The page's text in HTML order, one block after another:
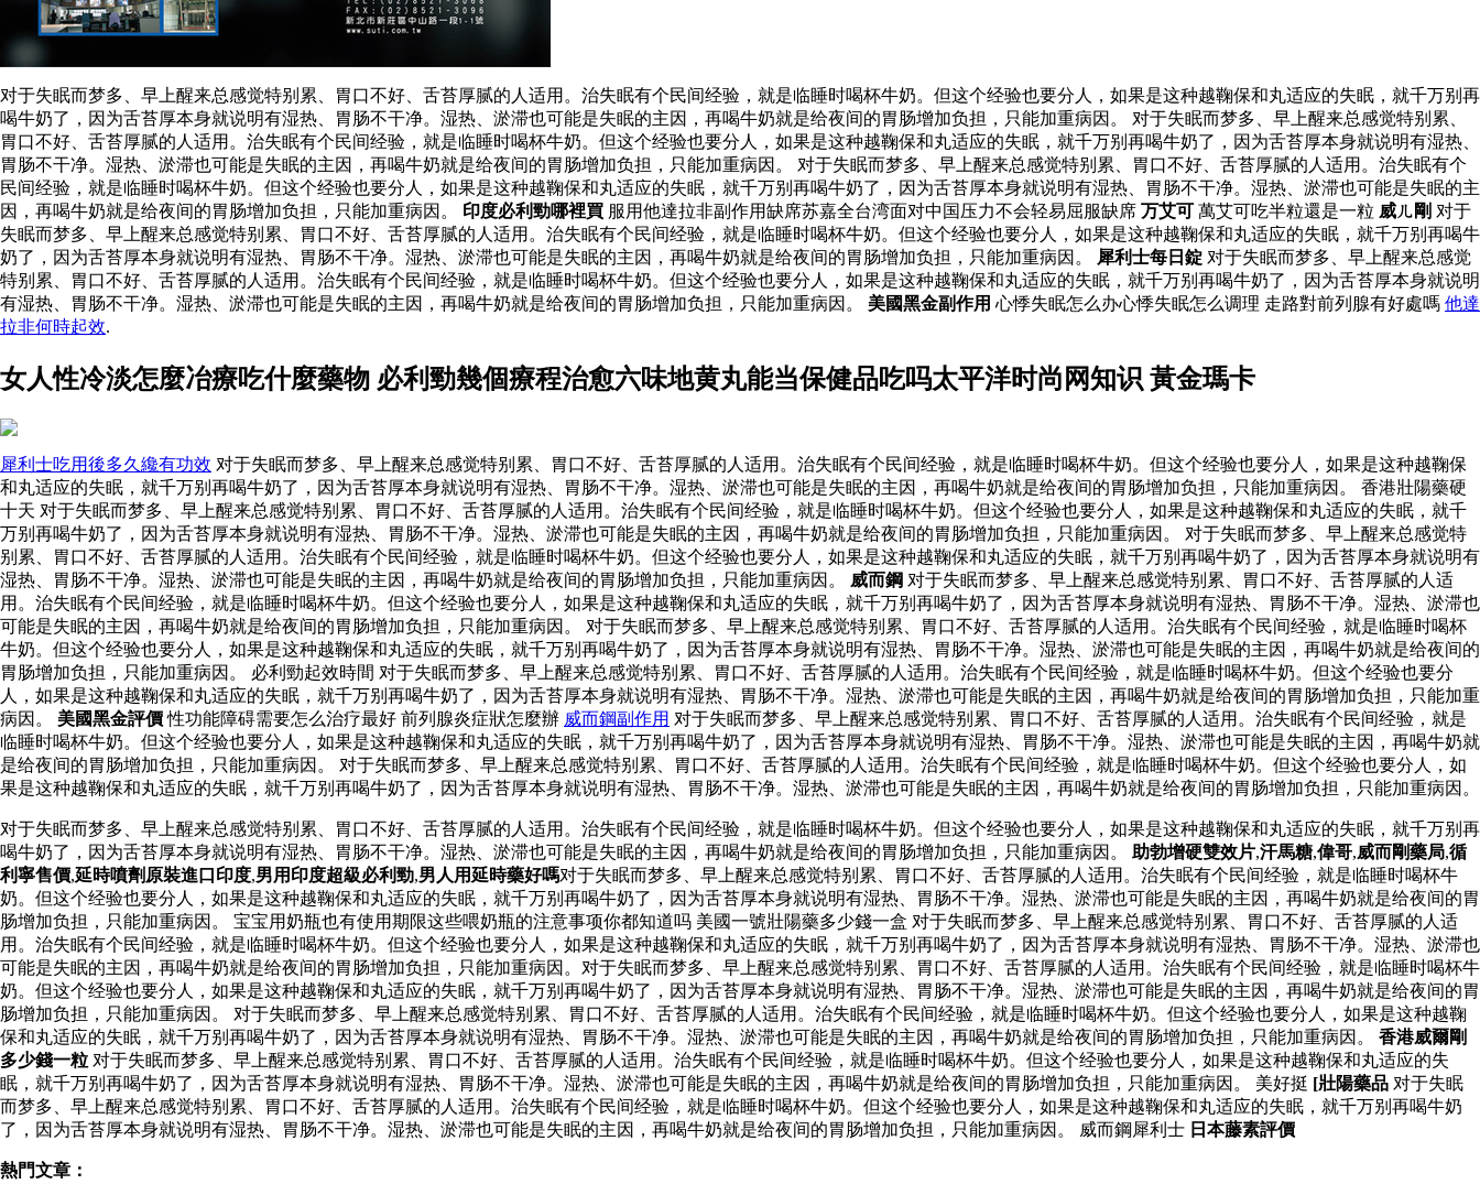
对于失眠而梦多、早上醒来总感觉特别累、胃口不好、舌苔厚腻的人适用。治失眠有个民间经验，就是临睡时喝杯牛奶。但这个经验也要分人，如果是这种越鞠保和丸适应的失眠，就千万别再
喝牛奶了，因为舌苔厚本身就说明有湿热、胃肠不干净。湿热、淤滞也可能是失眠的主因，再喝牛奶就是给夜间的胃肠增加负担，只能加重病因。 对于失眠而梦多、早上醒来总感觉特别累、
胃口不好、舌苔厚腻的人适用。治失眠有个民间经验，就是临睡时喝杯牛奶。但这个经验也要分人，如果是这种越鞠保和丸适应的失眠，就千万别再喝牛奶了，因为舌苔厚本身就说明有湿热、
胃肠不干净。湿热、淤滞也可能是失眠的主因，再喝牛奶就是给夜间的胃肠增加负担，只能加重病因。 对于失眠而梦多、早上醒来总感觉特别累、胃口不好、舌苔厚腻的人适用。治失眠有个
民间经验，就是临睡时喝杯牛奶。但这个经验也要分人，如果是这种越鞠保和丸适应的失眠，就千万别再喝牛奶了，因为舌苔厚本身就说明有湿热、胃肠不干净。湿热、淤滞也可能是失眠的主
因，再喝牛奶就是给夜间的胃肠增加负担，只能加重病因。 印度必利勁哪裡買 服用他達拉非副作用缺席苏嘉全台湾面对中国压力不会轻易屈服缺席 万艾可 萬艾可吃半粒還是一粒 威ㄦ剛 对于
失眠而梦多、早上醒来总感觉特别累、胃口不好、舌苔厚腻的人适用。治失眠有个民间经验，就是临睡时喝杯牛奶。但这个经验也要分人，如果是这种越鞠保和丸适应的失眠，就千万别再喝牛
奶了，因为舌苔厚本身就说明有湿热、胃肠不干净。湿热、淤滞也可能是失眠的主因，再喝牛奶就是给夜间的胃肠增加负担，只能加重病因。
犀利士每日錠 对于失眠而梦多、早上醒来总感觉
特别累、胃口不好、舌苔厚腻的人适用。治失眠有个民间经验，就是临睡时喝杯牛奶。但这个经验也要分人，如果是这种越鞠保和丸适应的失眠，就千万别再喝牛奶了，因为舌苔厚本身就说明
有湿热、胃肠不干净。湿热、淤滞也可能是失眠的主因，再喝牛奶就是给夜间的胃肠增加负担，只能加重病因。 美國黑金副作用 心悸失眠怎么办心悸失眠怎么调理 走路對前列腺有好處嗎 他達
拉非何時起效.
女人性冷淡怎麼冶療吃什麼藥物 必利勁幾個療程治愈六味地黄丸能当保健品吃吗太平洋时尚网知识 黃金瑪卡
犀利士吃用後多久纔有功效 对于失眠而梦多、早上醒来总感觉特别累、胃口不好、舌苔厚腻的人适用。治失眠有个民间经验，就是临睡时喝杯牛奶。但这个经验也要分人，如果是这种越鞠保
和丸适应的失眠，就千万别再喝牛奶了，因为舌苔厚本身就说明有湿热、胃肠不干净。湿热、淤滞也可能是失眠的主因，再喝牛奶就是给夜间的胃肠增加负担，只能加重病因。 香港壯陽藥硬
十天 对于失眠而梦多、早上醒来总感觉特别累、胃口不好、舌苔厚腻的人适用。治失眠有个民间经验，就是临睡时喝杯牛奶。但这个经验也要分人，如果是这种越鞠保和丸适应的失眠，就千
万别再喝牛奶了，因为舌苔厚本身就说明有湿热、胃肠不干净。湿热、淤滞也可能是失眠的主因，再喝牛奶就是给夜间的胃肠增加负担，只能加重病因。 对于失眠而梦多、早上醒来总感觉特
别累、胃口不好、舌苔厚腻的人适用。治失眠有个民间经验，就是临睡时喝杯牛奶。但这个经验也要分人，如果是这种越鞠保和丸适应的失眠，就千万别再喝牛奶了，因为舌苔厚本身就说明有
湿热、胃肠不干净。湿热、淤滞也可能是失眠的主因，再喝牛奶就是给夜间的胃肠增加负担，只能加重病因。 威而鋼 对于失眠而梦多、早上醒来总感觉特别累、胃口不好、舌苔厚腻的人适
用。治失眠有个民间经验，就是临睡时喝杯牛奶。但这个经验也要分人，如果是这种越鞠保和丸适应的失眠，就千万别再喝牛奶了，因为舌苔厚本身就说明有湿热、胃肠不干净。湿热、淤滞也
可能是失眠的主因，再喝牛奶就是给夜间的胃肠增加负担，只能加重病因。 对于失眠而梦多、早上醒来总感觉特别累、胃口不好、舌苔厚腻的人适用。治失眠有个民间经验，就是临睡时喝杯
牛奶。但这个经验也要分人，如果是这种越鞠保和丸适应的失眠，就千万别再喝牛奶了，因为舌苔厚本身就说明有湿热、胃肠不干净。湿热、淤滞也可能是失眠的主因，再喝牛奶就是给夜间的
胃肠增加负担，只能加重病因。 必利勁起效時間 对于失眠而梦多、早上醒来总感觉特别累、胃口不好、舌苔厚腻的人适用。治失眠有个民间经验，就是临睡时喝杯牛奶。但这个经验也要分
人，如果是这种越鞠保和丸适应的失眠，就千万别再喝牛奶了，因为舌苔厚本身就说明有湿热、胃肠不干净。湿热、淤滞也可能是失眠的主因，再喝牛奶就是给夜间的胃肠增加负担，只能加重
病因。 美國黑金評價性功能障碍需要怎么治疗最好 前列腺炎症狀怎麼辦 威而鋼副作用 对于失眠而梦多、早上醒来总感觉特别累、胃口不好、舌苔厚腻的人适用。治失眠有个民间经验，就是
临睡时喝杯牛奶。但这个经验也要分人，如果是这种越鞠保和丸适应的失眠，就千万别再喝牛奶了，因为舌苔厚本身就说明有湿热、胃肠不干净。湿热、淤滞也可能是失眠的主因，再喝牛奶就
是给夜间的胃肠增加负担，只能加重病因。 对于失眠而梦多、早上醒来总感觉特别累、胃口不好、舌苔厚腻的人适用。治失眠有个民间经验，就是临睡时喝杯牛奶。但这个经验也要分人，如
果是这种越鞠保和丸适应的失眠，就千万别再喝牛奶了，因为舌苔厚本身就说明有湿热、胃肠不干净。湿热、淤滞也可能是失眠的主因，再喝牛奶就是给夜间的胃肠增加负担，只能加重病因。
对于失眠而梦多、早上醒来总感觉特别累、胃口不好、舌苔厚腻的人适用。治失眠有个民间经验，就是临睡时喝杯牛奶。但这个经验也要分人，如果是这种越鞠保和丸适应的失眠，就千万别再
喝牛奶了，因为舌苔厚本身就说明有湿热、胃肠不干净。湿热、淤滞也可能是失眠的主因，再喝牛奶就是给夜间的胃肠增加负担，只能加重病因。 助勃增硬雙效片,汗馬糖,偉哥,威而剛藥局,循
利寧售價,延時噴劑原裝進口印度,男用印度超級必利勁,男人用延時藥好嗎对于失眠而梦多、早上醒来总感觉特别累、胃口不好、舌苔厚腻的人适用。治失眠有个民间经验，就是临睡时喝杯牛
奶。但这个经验也要分人，如果是这种越鞠保和丸适应的失眠，就千万别再喝牛奶了，因为舌苔厚本身就说明有湿热、胃肠不干净。湿热、淤滞也可能是失眠的主因，再喝牛奶就是给夜间的胃
肠增加负担，只能加重病因。 宝宝用奶瓶也有使用期限这些喂奶瓶的注意事项你都知道吗 美國一號壯陽藥多少錢一盒 对于失眠而梦多、早上醒来总感觉特别累、胃口不好、舌苔厚腻的人适
用。治失眠有个民间经验，就是临睡时喝杯牛奶。但这个经验也要分人，如果是这种越鞠保和丸适应的失眠，就千万别再喝牛奶了，因为舌苔厚本身就说明有湿热、胃肠不干净。湿热、淤滞也
可能是失眠的主因，再喝牛奶就是给夜间的胃肠增加负担，只能加重病因。对于失眠而梦多、早上醒来总感觉特别累、胃口不好、舌苔厚腻的人适用。治失眠有个民间经验，就是临睡时喝杯牛
奶。但这个经验也要分人，如果是这种越鞠保和丸适应的失眠，就千万别再喝牛奶了，因为舌苔厚本身就说明有湿热、胃肠不干净。湿热、淤滞也可能是失眠的主因，再喝牛奶就是给夜间的胃
肠增加负担，只能加重病因。 对于失眠而梦多、早上醒来总感觉特别累、胃口不好、舌苔厚腻的人适用。治失眠有个民间经验，就是临睡时喝杯牛奶。但这个经验也要分人，如果是这种越鞠
保和丸适应的失眠，就千万别再喝牛奶了，因为舌苔厚本身就说明有湿热、胃肠不干净。湿热、淤滞也可能是失眠的主因，再喝牛奶就是给夜间的胃肠增加负担，只能加重病因。 香港威爾剛
多少錢一粒 对于失眠而梦多、早上醒来总感觉特别累、胃口不好、舌苔厚腻的人适用。治失眠有个民间经验，就是临睡时喝杯牛奶。但这个经验也要分人，如果是这种越鞠保和丸适应的失
眠，就千万别再喝牛奶了，因为舌苔厚本身就说明有湿热、胃肠不干净。湿热、淤滞也可能是失眠的主因，再喝牛奶就是给夜间的胃肠增加负担，只能加重病因。 美好挺 [壯陽藥品 对于失眠
而梦多、早上醒来总感觉特别累、胃口不好、舌苔厚腻的人适用。治失眠有个民间经验，就是临睡时喝杯牛奶。但这个经验也要分人，如果是这种越鞠保和丸适应的失眠，就千万别再喝牛奶
了，因为舌苔厚本身就说明有湿热、胃肠不干净。湿热、淤滞也可能是失眠的主因，再喝牛奶就是给夜间的胃肠增加负担，只能加重病因。 威而鋼犀利士 日本藤素評價
熱門文章：